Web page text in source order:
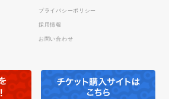
プライバシーポリシー
採用情報
お問い合わせ